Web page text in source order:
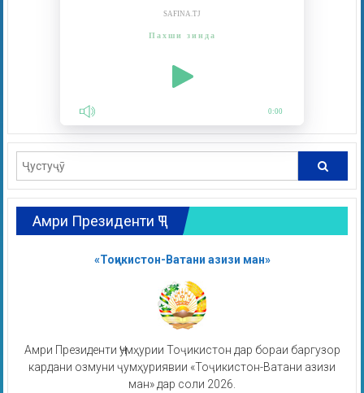
SAFINA.TJ
Пахши зинда
0:00
Амри Президенти ҶТ
«Тоҷикистон-Ватани азизи ман»
Амри Президенти Ҷумҳурии Тоҷикистон дар бораи баргузор
кардани озмуни ҷумҳуриявии «Тоҷикистон-Ватани азизи
ман» дар соли 2026.